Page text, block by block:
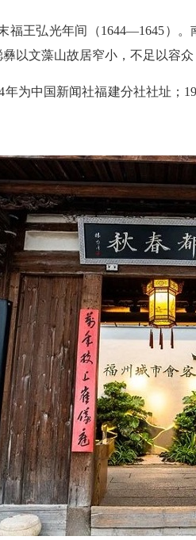
王弘光年间（1644—1645）。
以文藻山故居窄小，不足以容
中国新闻社福建分社社址；